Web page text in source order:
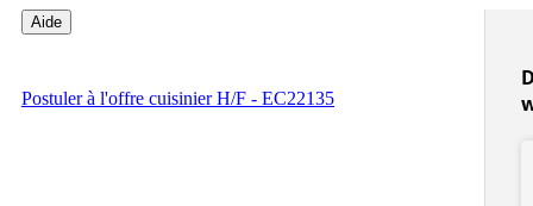
Aide
Postulerà l'offre cuisinier H/F - EC22135